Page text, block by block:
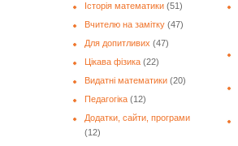
Історія математики (51)
Вчителю на замітку (47)
Для допитливих (47)
Цікава фізика (22)
Видатні математики (20)
Педагогіка (12)
Додатки, сайти, програми
(12)